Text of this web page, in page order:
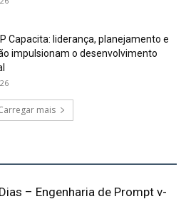
Capacita: liderança, planejamento e
impulsionam o desenvolvimento
mais
– Engenharia de Prompt v-